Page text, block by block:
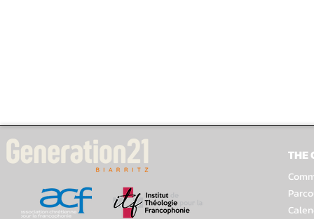
THE